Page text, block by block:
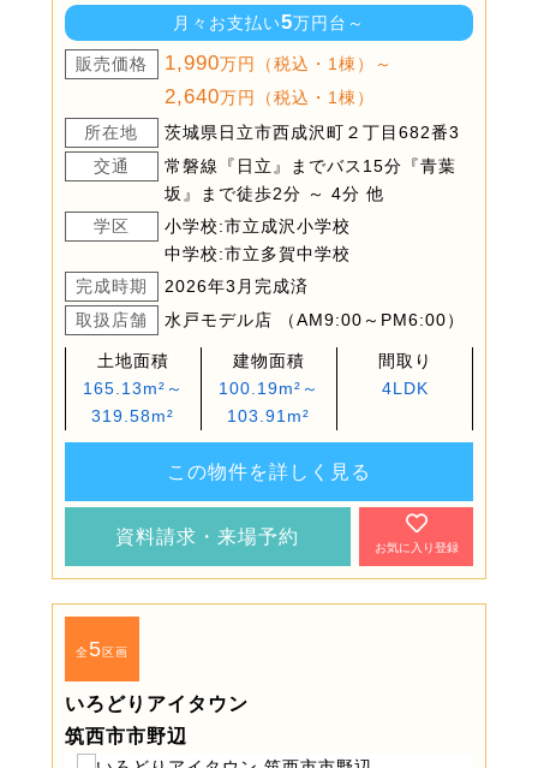
月々お支払い5万円台～
販売価格 1,990万円（税込・1棟）～
2,640万円（税込・1棟）
所在地
茨城県日立市西成沢町２丁目682番3
交通
常磐線『日立』までバス15分『青葉
坂』まで徒歩2分 ～ 4分 他
学区
小学校:市立成沢小学校
中学校:市立多賀中学校
完成時期
2026年3月完成済
取扱店舗
水戸モデル店 （AM9:00～PM6:00）
土地面積
165.13m²～
319.58m²
建物面積
100.19m²～
103.91m²
間取り
4LDK
この物件を詳しく見る
資料請求・来場予約
お気に入り登録
全5区画
いろどりアイタウン
筑西市市野辺